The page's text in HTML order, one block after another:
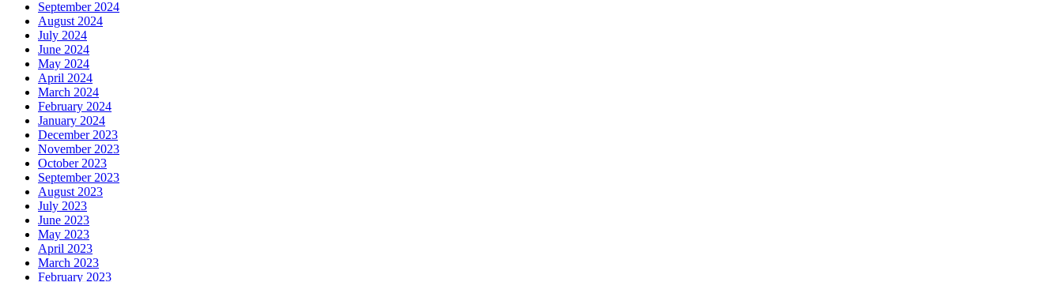
September 2024
August 2024
July 2024
June 2024
May 2024
April 2024
March 2024
February 2024
January 2024
December 2023
November 2023
October 2023
September 2023
August 2023
July 2023
June 2023
May 2023
April 2023
March 2023
February 2023